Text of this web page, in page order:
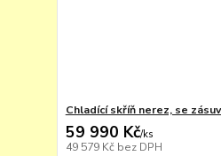
Chladící skříň nerez, se
59 990 Kč/ks
49 579 Kč bez DPH